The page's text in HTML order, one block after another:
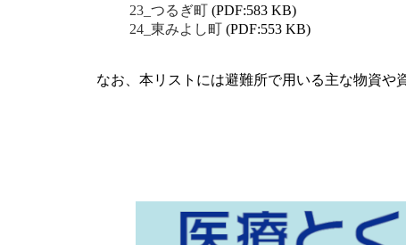
23_つるぎ町 (PDF:583 KB)
24_東みよし町 (PDF:553 KB)
なお、本リストには避難所で用いる主な物資や